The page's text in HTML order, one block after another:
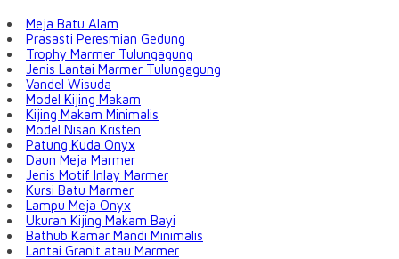
Meja Batu Alam
Prasasti Peresmian Gedung
Trophy Marmer Tulungagung
Jenis Lantai Marmer Tulungagung
Vandel Wisuda
Model Kijing Makam
Kijing Makam Minimalis
Model Nisan Kristen
Patung Kuda Onyx
Daun Meja Marmer
Jenis Motif Inlay Marmer
Kursi Batu Marmer
Lampu Meja Onyx
Ukuran Kijing Makam Bayi
Bathub Kamar Mandi Minimalis
Lantai Granit atau Marmer